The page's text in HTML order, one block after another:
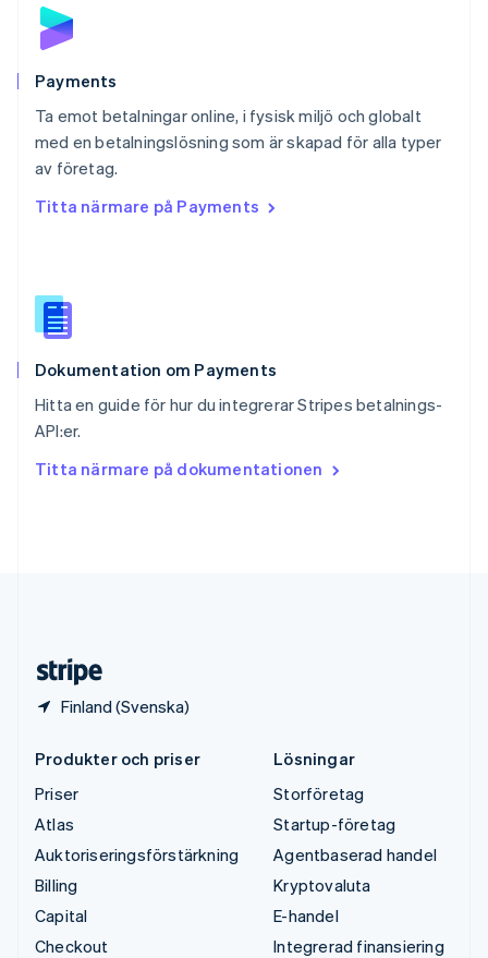
Payments
Ta emot betalningar online, i fysisk miljö och globalt
med en betalningslösning som är skapad för alla typer
av företag.
Titta närmare på Payments
Dokumentation om Payments
Hitta en guide för hur du integrerar Stripes betalnings-
API:er.
Titta närmare på dokumentationen
Finland (Svenska)
Portugal
Português
English
DeutschFrançaisItalianoEnglish
Singapore
English简体中文
English
Español
Storbritannien
Sverige
Thailand
ไทย
English
Produkter och priser
Priser
Atlas
Auktoriseringsförstärkning
Billing
Capital
Checkout
Lösningar
Storföretag
Startup-företag
Agentbaserad handel
Kryptovaluta
E-handel
Integrerad finansiering